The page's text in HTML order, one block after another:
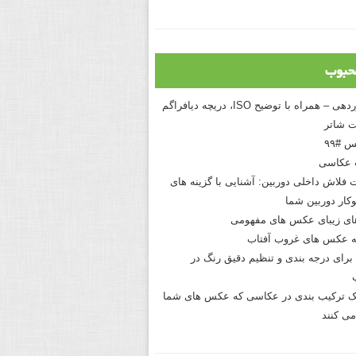
درک نوردهی – همراه با توضیح ISO، دریچه دیافراگم
شاتر
#۹۹
عکاسی
فلاش داخلی دوربین: آشنایی با گزینه های
دوربین شما
زیبای عکس های مفهومی
عکس های غروب آفتاب
درجه بندی و تنظیم دقیق رنگ در
ترکیب بندی در عکاسی که عکس های شما
کنند